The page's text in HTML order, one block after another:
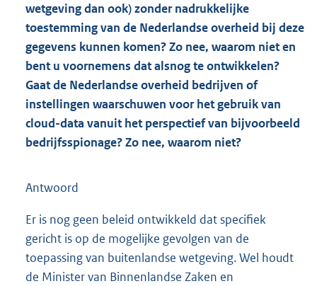
wetgeving dan ook) zonder nadrukkelijke
toestemming van de Nederlandse overheid bij deze
gegevens kunnen komen? Zo nee, waarom niet en
bent u voornemens dat alsnog te ontwikkelen?
Gaat de Nederlandse overheid bedrijven of
instellingen waarschuwen voor het gebruik van
cloud-data vanuit het perspectief van bijvoorbeeld
bedrijfsspionage? Zo nee, waarom niet?
Antwoord
Er is nog geen beleid ontwikkeld dat specifiek
gericht is op de mogelijke gevolgen van de
toepassing van buitenlandse wetgeving. Wel houdt
de Minister van Binnenlandse Zaken en